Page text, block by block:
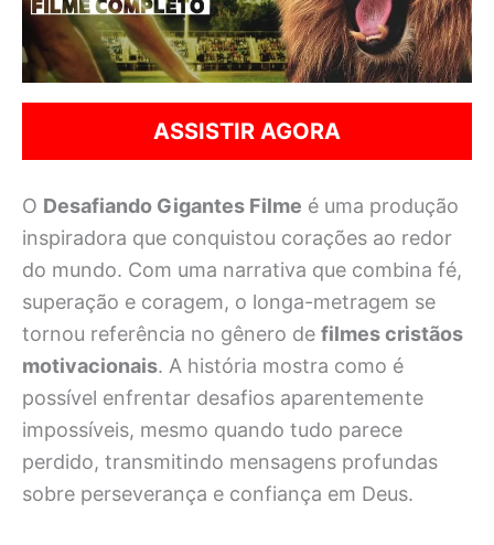
ASSISTIR AGORA
O Desafiando Gigantes Filme é uma produção
inspiradora que conquistou corações ao redor
do mundo. Com uma narrativa que combina fé,
superação e coragem, o longa-metragem se
tornou referência no gênero de filmes cristãos
motivacionais. A história mostra como é
possível enfrentar desafios aparentemente
impossíveis, mesmo quando tudo parece
perdido, transmitindo mensagens profundas
sobre perseverança e confiança em Deus.